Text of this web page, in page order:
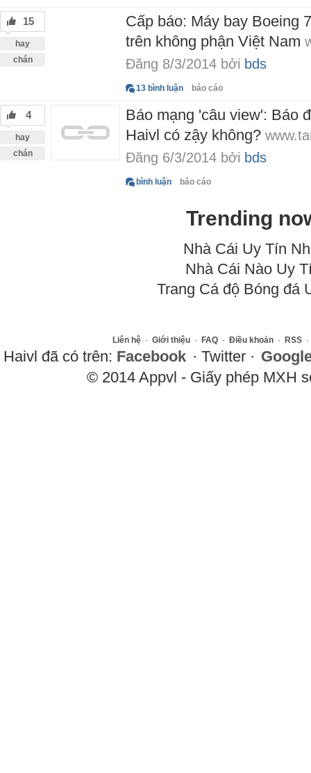
15
hay
chán
Cấp báo: Máy bay Boeing
trên không phận Việt Nam
Đăng 8/3/2014 bởi bds
13 bình luận báo cáo
4
hay
chán
Báo mạng 'câu view': Báo
Haivl có zậy không?
Đăng 6/3/2014 bởi bds
bình luận báo cáo
Trending
Nhà Cái Uy Tín
Nhà Cái Nào Uy
Trang Cá độ Bóng đá
Liên hệ · Giới thiệu · FAQ · Điều khoản · RSS ·
Haivl đã có trên: Facebook · Twitter ·
© 2014 Appvl - Giấy phép MXH